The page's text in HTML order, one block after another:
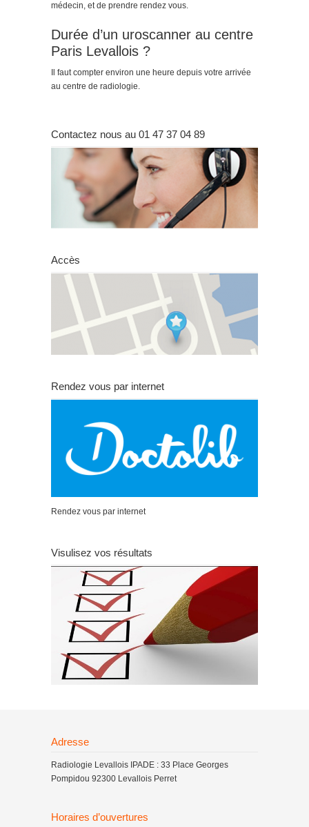
médecin, et de prendre rendez vous.
Durée d’un uroscanner au centre
Paris Levallois ?
Il faut compter environ une heure depuis votre arrivée
au centre de radiologie.
Contactez nous au 01 47 37 04 89
Accès
Rendez vous par internet
Rendez vous par internet
Visulisez vos résultats
Adresse
Radiologie Levallois IPADE : 33 Place Georges
Pompidou 92300 Levallois Perret
Horaires d’ouvertures